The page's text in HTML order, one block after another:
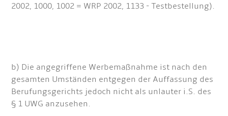
2002, 1000, 1002 = WRP 2002, 1133 - Testbestellung).
b) Die angegriffene Werbemaßnahme ist nach den
gesamten Umständen entgegen der Auffassung des
Berufungsgerichts jedoch nicht als unlauter i.S. des
§ 1 UWG anzusehen.